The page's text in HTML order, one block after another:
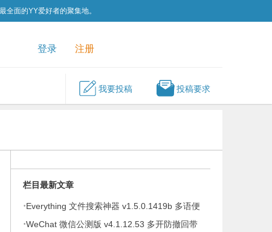
面的YY爱好者的聚集地。
登录 注册
我要投稿 投稿要求
栏目最新文章
·Everything 文件搜索神器 v1.5.0.1419b 多语便
携版
·WeChat 微信公测版 v4.1.12.53 多开防撤回带